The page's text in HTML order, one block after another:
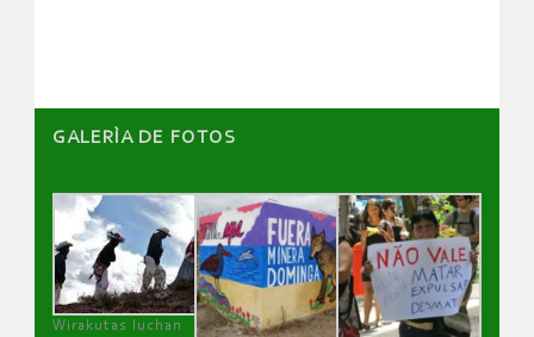
GALERÌA DE FOTOS
Wirakutas luchan